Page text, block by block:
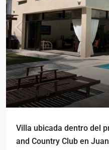
$305,000
Villa ubicada dentro del
and Country Club en